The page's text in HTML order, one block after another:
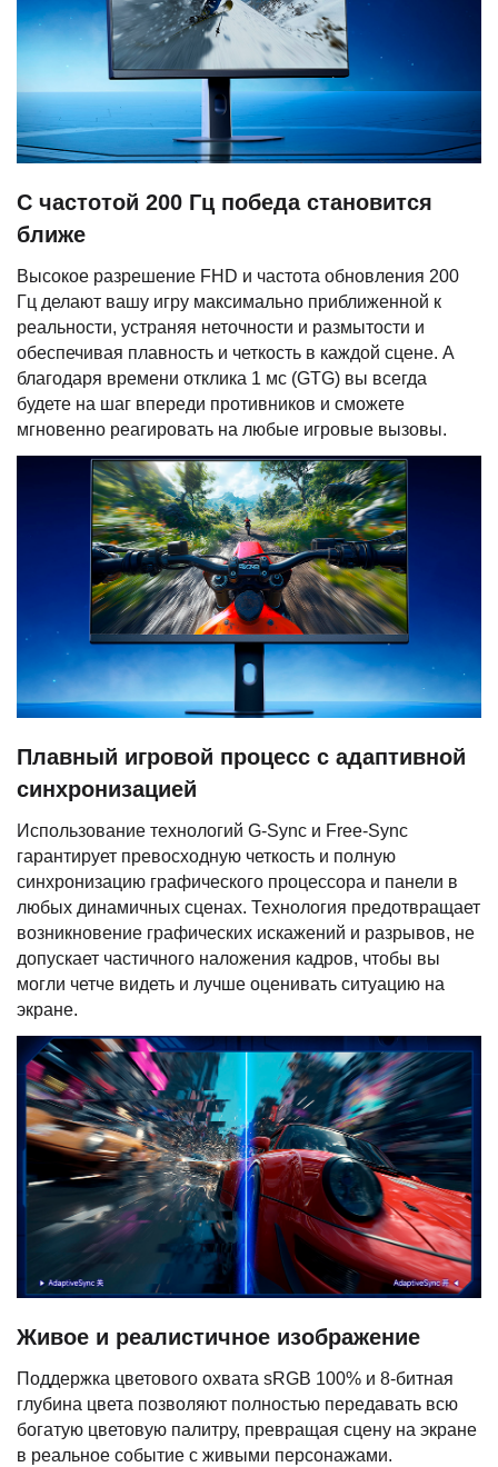
С частотой 200 Гц победа становится
ближе
Высокое разрешение FHD и частота обновления 200
Гц делают вашу игру максимально приближенной к
реальности, устраняя неточности и размытости и
обеспечивая плавность и четкость в каждой сцене. А
благодаря времени отклика 1 мс (GTG) вы всегда
будете на шаг впереди противников и сможете
мгновенно реагировать на любые игровые вызовы.
Плавный игровой процесс с адаптивной
синхронизацией
Использование технологий G-Sync и Free-Sync
гарантирует превосходную четкость и полную
синхронизацию графического процессора и панели в
любых динамичных сценах. Технология предотвращает
возникновение графических искажений и разрывов, не
допускает частичного наложения кадров, чтобы вы
могли четче видеть и лучше оценивать ситуацию на
экране.
Живое и реалистичное изображение
Поддержка цветового охвата sRGB 100% и 8-битная
глубина цвета позволяют полностью передавать всю
богатую цветовую палитру, превращая сцену на экране
в реальное событие с живыми персонажами.